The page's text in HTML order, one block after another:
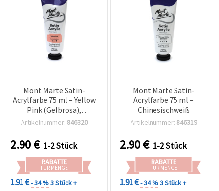
Mont Marte Satin-
Acrylfarbe 75 ml – Yellow
Pink (Gelbrosa),
seidenmatt für Basteln &
Artikelnummer: 846320
2.90€ 1-2 Stück
RABATTE
FÜR MENGE
1.91 €- 34 %3 Stück +
Mont Marte Satin-
Acrylfarbe 75 ml –
Chinesischweiß
Artikelnummer: 846319
2.90€ 1-2 Stück
RABATTE
FÜR MENGE
1.91 €- 34 %3 Stück +